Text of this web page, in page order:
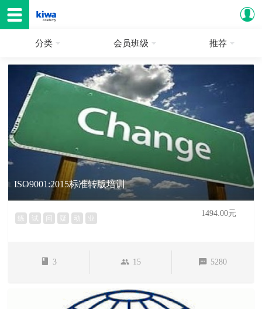
分类 会员班级 推荐
ISO9001:2015标准转版培训
练 试 问 疑 动 业
1494.00元
3 15 5280